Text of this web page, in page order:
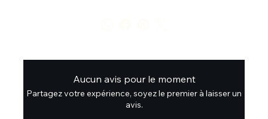
Aucun avis pour le moment
Partagez votre expérience, soyez le premier à laisser un
avis.